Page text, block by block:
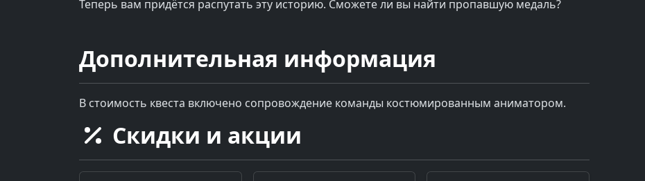
Теперь вам придётся распутать эту историю. Сможете ли вы найти пропавшую медаль?
Дополнительная информация
В стоимость квеста включено сопровождение команды костюмированным аниматором.
Скидки и акции